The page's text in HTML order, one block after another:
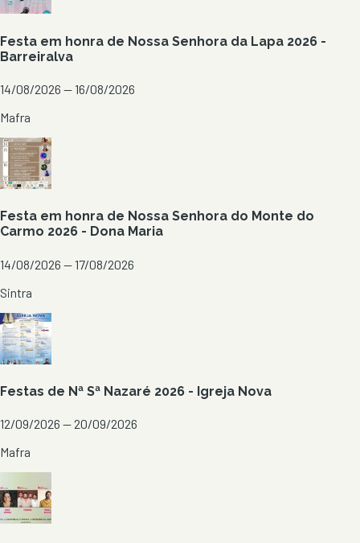
Festa em honra de Nossa Senhora da Lapa 2026 -
Barreiralva
14/08/2026 — 16/08/2026
Mafra
Festa em honra de Nossa Senhora do Monte do
Carmo 2026 - Dona Maria
14/08/2026 — 17/08/2026
Sintra
Festas de Nª Sª Nazaré 2026 - Igreja Nova
12/09/2026 — 20/09/2026
Mafra